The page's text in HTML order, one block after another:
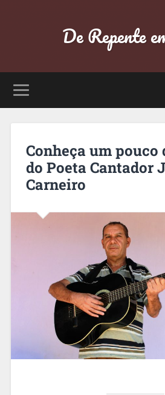
De Repente
Conheça um
do Poeta Cantador
Carneiro